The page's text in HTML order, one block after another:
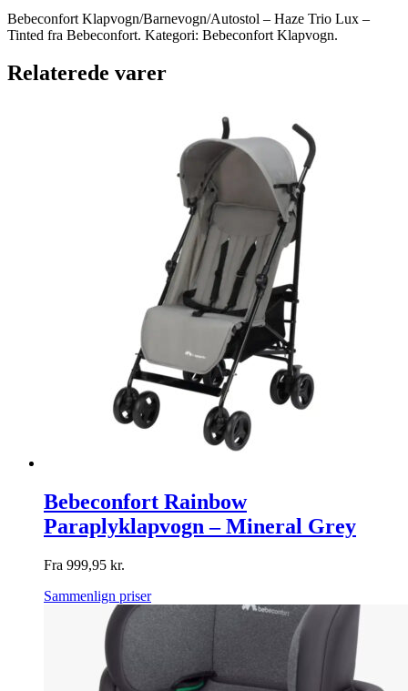
Bebeconfort Klapvogn/Barnevogn/Autostol – Haze Trio Lux –
Tinted fra Bebeconfort. Kategori: Bebeconfort Klapvogn.
Relaterede varer
Bebeconfort Rainbow
Paraplyklapvogn – Mineral Grey
Fra 999,95 kr.
Sammenlign priser